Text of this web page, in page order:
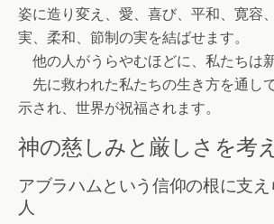
姿に造り変え、愛、喜び、平和、寛容
実、柔和、節制の実を結ばせます。
他の人がうらやむほどに、私たちは
先に救われた私たちの生き方を通し
示され、世界が祝福されます。
神の慈しみと厳しさを考
アブラハムという信仰の根に支
人